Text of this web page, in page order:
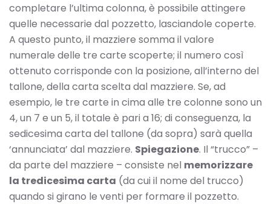
completare l’ultima colonna, è possibile attingere
quelle necessarie dal pozzetto, lasciandole coperte.
A questo punto, il mazziere somma il valore
numerale delle tre carte scoperte; il numero così
ottenuto corrisponde con la posizione, all’interno del
tallone, della carta scelta dal mazziere. Se, ad
esempio, le tre carte in cima alle tre colonne sono un
4, un 7 e un 5, il totale è pari a 16; di conseguenza, la
sedicesima carta del tallone (da sopra) sarà quella
‘annunciata’ dal mazziere. Spiegazione. Il “trucco” –
da parte del mazziere – consiste nel memorizzare
la tredicesima carta (da cui il nome del trucco)
quando si girano le venti per formare il pozzetto.